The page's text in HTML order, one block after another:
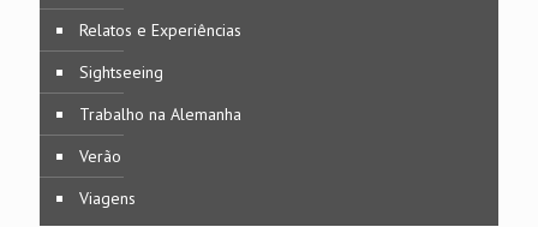
Relatos e Experiências
Sightseeing
Trabalho na Alemanha
Verão
Viagens